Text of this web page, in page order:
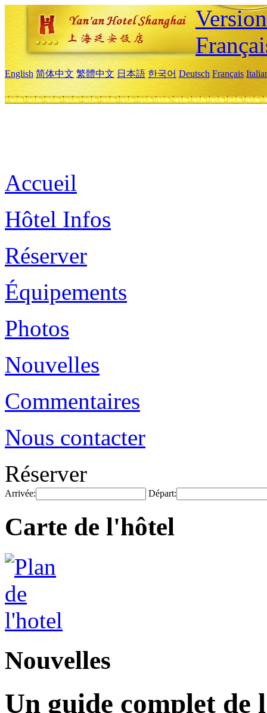
English 简体中文 繁體中文 日本語 한국어 Deutsch Français
Accueil
Hôtel Infos
Réserver
Équipements
Photos
Nouvelles
Commentaires
Nous contacter
Réserver
Arrivée: Départ:
Carte de l'hôtel
Nouvelles
Un guide complet de